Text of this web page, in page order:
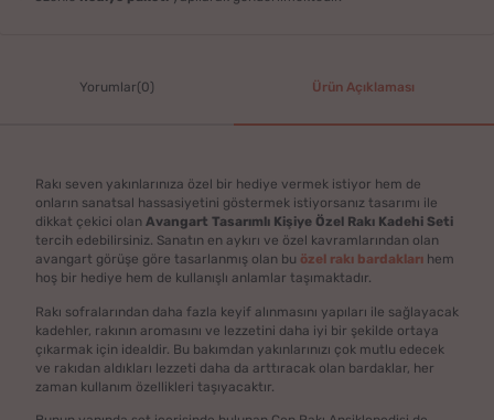
Yorumlar(0) Ürün Açıklaması
Rakı seven yakınlarınıza özel bir hediye vermek istiyor hem de
onların sanatsal hassasiyetini göstermek istiyorsanız tasarımı ile
dikkat çekici olan Avangart Tasarımlı Kişiye Özel Rakı Kadehi Seti
tercih edebilirsiniz. Sanatın en aykırı ve özel kavramlarından olan
avangart görüşe göre tasarlanmış olan bu özel rakı bardakları hem
hoş bir hediye hem de kullanışlı anlamlar taşımaktadır.
Rakı sofralarından daha fazla keyif alınmasını yapıları ile sağlayacak
kadehler, rakının aromasını ve lezzetini daha iyi bir şekilde ortaya
çıkarmak için idealdir. Bu bakımdan yakınlarınızı çok mutlu edecek
ve rakıdan aldıkları lezzeti daha da arttıracak olan bardaklar, her
zaman kullanım özellikleri taşıyacaktır.